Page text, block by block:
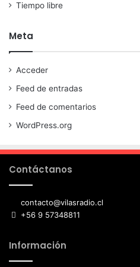
Tiempo libre
Meta
Acceder
Feed de entradas
Feed de comentarios
WordPress.org
Contáctanos
contacto@vilasradio.cl
+56 9 57348811
Información